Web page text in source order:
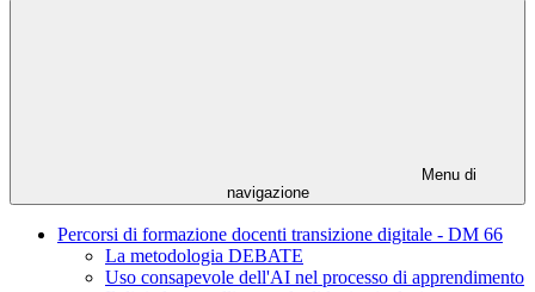
Menu di
navigazione
Percorsi di formazione docenti transizione digitale - DM 66
La metodologia DEBATE
Uso consapevole dell'AI nel processo di apprendimento